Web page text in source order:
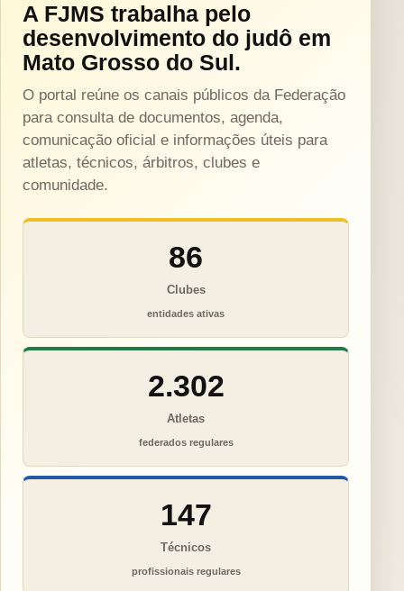
A FJMS trabalha pelo
desenvolvimento do judô em
Mato Grosso do Sul.
O portal reúne os canais públicos da Federação
para consulta de documentos, agenda,
comunicação oficial e informações úteis para
atletas, técnicos, árbitros, clubes e
comunidade.
86
Clubes
entidades ativas
2.302
Atletas
federados regulares
147
Técnicos
profissionais regulares